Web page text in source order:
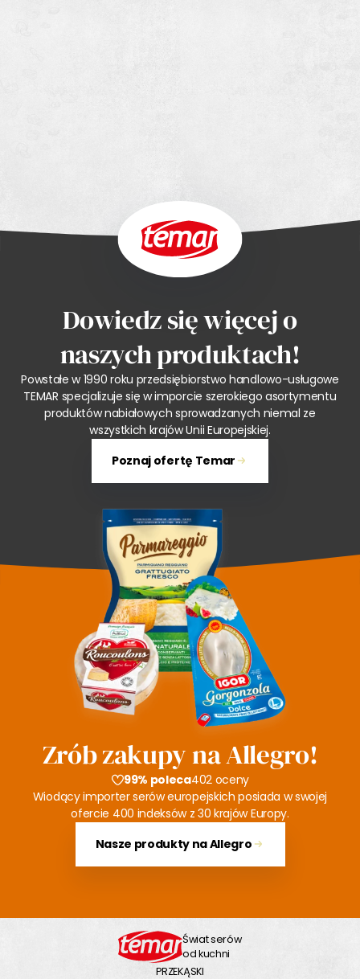
Dowiedz się więcej o
naszych produktach!
Powstałe w 1990 roku przedsiębiorstwo handlowo-usługowe
TEMAR specjalizuje się w imporcie szerokiego asortymentu
produktów nabiałowych sprowadzanych niemal ze
wszystkich krajów Unii Europejskiej.
Poznaj ofertę Temar
Zrób zakupy na Allegro!
99% poleca402 oceny
Wiodący importer serów europejskich posiada w swojej
ofercie 400 indeksów z 30 krajów Europy.
Nasze produkty na Allegro
Świat serów
od kuchni
PRZEKĄSKI